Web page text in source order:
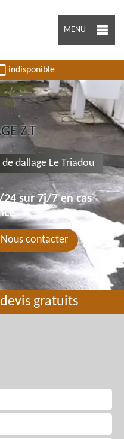
MENU
indisponible
Z.T
dallage Le Triadou
sur 7j/7 en cas
Nous contacter
gratuits